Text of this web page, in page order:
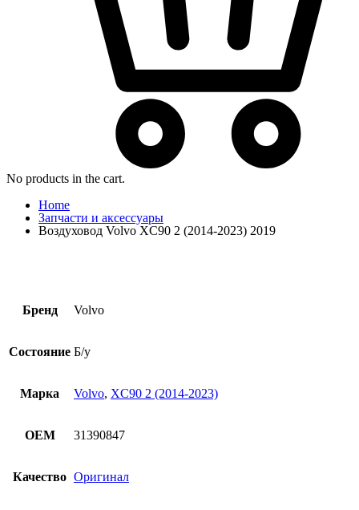
No products in the cart.
Home
Запчасти и аксессуары
Воздуховод Volvo XC90 2 (2014-2023) 2019
Бренд Volvo
Состояние Б/у
Марка Volvo, XC90 2 (2014-2023)
OEM 31390847
Качество Оригинал